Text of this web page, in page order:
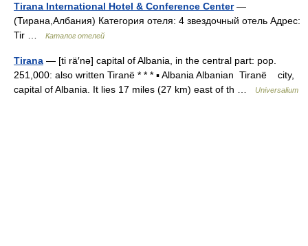
Tirana International Hotel & Conference Center—
(Тирана,Албания) Категория отеля: 4 звездочный отель Адрес:
Tir …
Каталог отелей
Tirana — [ti rä′nə] capital of Albania, in the central part: pop.
251,000: also written Tiranë * * * ▪ Albania Albanian Tiranë city,
capital of Albania. It lies 17 miles (27 km) east of th …
Universalium